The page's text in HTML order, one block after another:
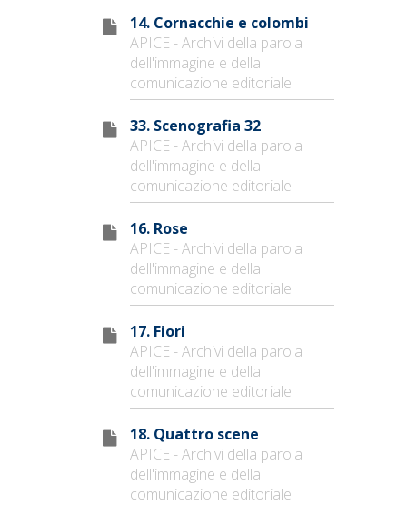
14. Cornacchie e colombi
APICE - Archivi della parola
dell'immagine e della
comunicazione editoriale
33. Scenografia 32
APICE - Archivi della parola
dell'immagine e della
comunicazione editoriale
16. Rose
APICE - Archivi della parola
dell'immagine e della
comunicazione editoriale
17. Fiori
APICE - Archivi della parola
dell'immagine e della
comunicazione editoriale
18. Quattro scene
APICE - Archivi della parola
dell'immagine e della
comunicazione editoriale